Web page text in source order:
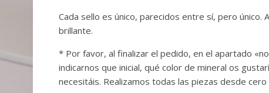
Cada sello es único, parecidos entre sí, pero único.
brillante.
* Por favor, al finalizar el pedido, en el apartado
indicarnos que inicial, qué colorde mineral os
necesitáis. Realizamos todas las piezas desde